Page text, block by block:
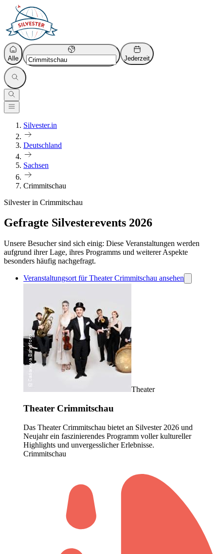
Alle Jederzeit
Silvester.in
Deutschland
Sachsen
Crimmitschau
Silvester in Crimmitschau
Gefragte Silvesterevents 2026
Unsere Besucher sind sich einig: Diese Veranstaltungen werden
aufgrund ihrer Lage, ihres Programms und weiterer Aspekte
besonders häufig nachgefragt.
Veranstaltungsort für Theater Crimmitschau ansehen
Theater
Theater Crimmitschau
Das Theater Crimmitschau bietet an Silvester 2026 und
Neujahr ein faszinierendes Programm voller kultureller
Highlights und unvergesslicher Erlebnisse.
Crimmitschau